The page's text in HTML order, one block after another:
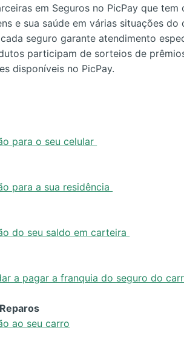
em Seguros no PicPay que
e sua saúde em várias situações do
seguro garante atendimento
participam de sorteios de
disponíveis no PicPay.
para o seu celular
para a sua residência
do seu saldo em carteira
a pagar a franquia do seguro do
ao seu carro